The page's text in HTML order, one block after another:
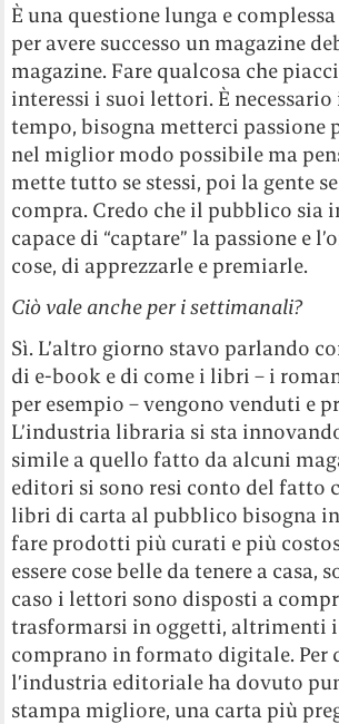
È una questione lunga e
per avere successo un magazine
magazine. Fare qualcosa che
interessi i suoi lettori. È
tempo, bisogna metterci passione
nel miglior modo possibile ma
mette tutto se stessi, poi la gente
compra. Credo che il pubblico sia
capace di “captare” la passione e
cose, di apprezzarle e premiarle.
Ciò vale anche per i settimanali?
Sì. L’altro giorno stavo parlando
di e-book e di come i libri – i
per esempio – vengono venduti e
L’industria libraria si sta
simile a quello fatto da alcuni
editori si sono resi conto del fatto
libri di carta al pubblico bisogna
fare prodotti più curati e più
essere cose belle da tenere a casa,
caso i lettori sono disposti a
trasformarsi in oggetti, altrimenti
comprano in formato digitale. Per
l’industria editoriale ha dovuto
stampa migliore, una carta più